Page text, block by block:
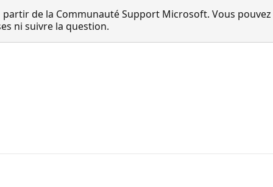
de la Communauté Support Microsoft. Vous
ni suivre la question.